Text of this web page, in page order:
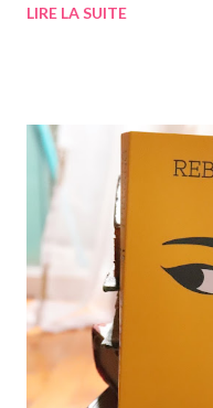
bien au courant des
fait tout pour ne jamais
si celle-ci est très
mari Seo Jun-Young, qui
faut savoir que le divorce
lorsque cela arrive, gé...
LIRE LA SUITE